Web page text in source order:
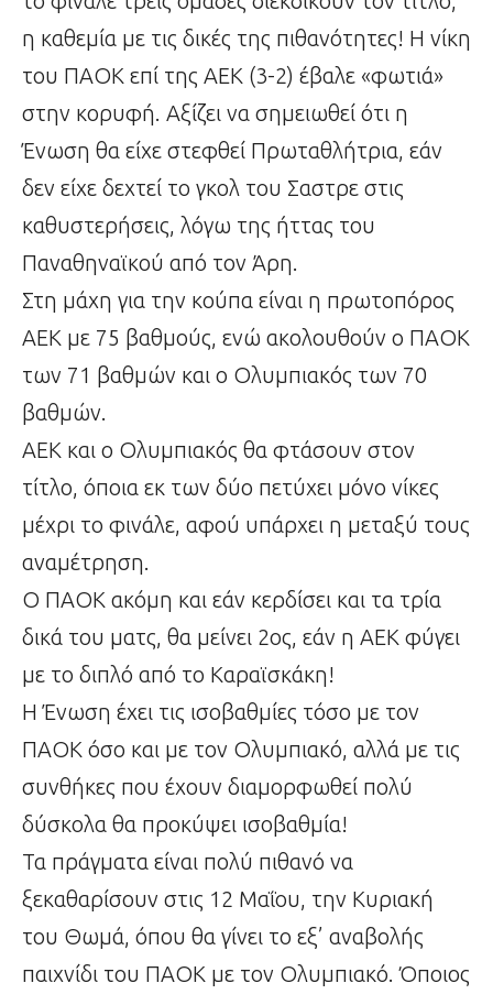
η καθεμία με τις δικές της πιθανότητες! Η νίκη
του ΠΑΟΚ επί της ΑΕΚ (3-2) έβαλε «φωτιά»
στην κορυφή. Αξίζει να σημειωθεί ότι η
Ένωση θα είχε στεφθεί Πρωταθλήτρια, εάν
δεν είχε δεχτεί το γκολ του Σαστρε στις
καθυστερήσεις, λόγω της ήττας του
Παναθηναϊκού από τον Άρη.
Στη μάχη για την κούπα είναι η πρωτοπόρος
ΑΕΚ με 75 βαθμούς, ενώ ακολουθούν ο ΠΑΟΚ
των 71 βαθμών και ο Ολυμπιακός των 70
βαθμών.
ΑΕΚ και ο Ολυμπιακός θα φτάσουν στον
τίτλο, όποια εκ των δύο πετύχει μόνο νίκες
μέχρι το φινάλε, αφού υπάρχει η μεταξύ τους
αναμέτρηση.
Ο ΠΑΟΚ ακόμη και εάν κερδίσει και τα τρία
δικά του ματς, θα μείνει 2ος, εάν η ΑΕΚ φύγει
με το διπλό από το Καραϊσκάκη!
Η Ένωση έχει τις ισοβαθμίες τόσο με τον
ΠΑΟΚ όσο και με τον Ολυμπιακό, αλλά με τις
συνθήκες που έχουν διαμορφωθεί πολύ
δύσκολα θα προκύψει ισοβαθμία!
Τα πράγματα είναι πολύ πιθανό να
ξεκαθαρίσουν στις 12 Μαΐου, την Κυριακή
του Θωμά, όπου θα γίνει το εξ’ αναβολής
παιχνίδι του ΠΑΟΚ με τον Ολυμπιακό. Όποιος